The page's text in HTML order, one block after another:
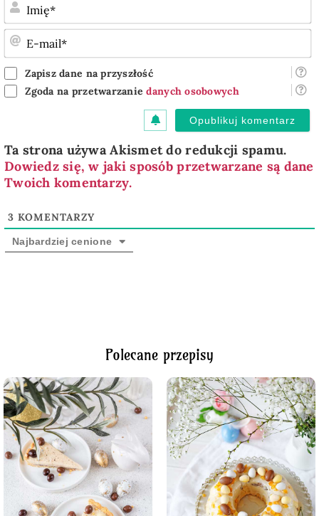
Zapisz dane na przyszłość
Zgoda na przetwarzaniedanych osobowych
Ta strona używa Akismet do redukcji spamu.
Dowiedz się, w jaki sposób przetwarzane są dane
Twoich komentarzy.
3 KOMENTARZY
Najbardziej cenione
Polecane przepisy